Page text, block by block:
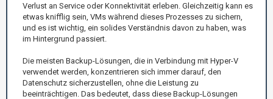
Verlust an Service oder Konnektivität erleben. Gleichzeitig kann es
etwas knifflig sein, VMs während dieses Prozesses zu sichern,
und es ist wichtig, ein solides Verständnis davon zu haben, was
im Hintergrund passiert.
Die meisten Backup-Lösungen, die in Verbindung mit Hyper-V
verwendet werden, konzentrieren sich immer darauf, den
Datenschutz sicherzustellen, ohne die Leistung zu
beeinträchtigen. Das bedeutet, dass diese Backup-Lösungen